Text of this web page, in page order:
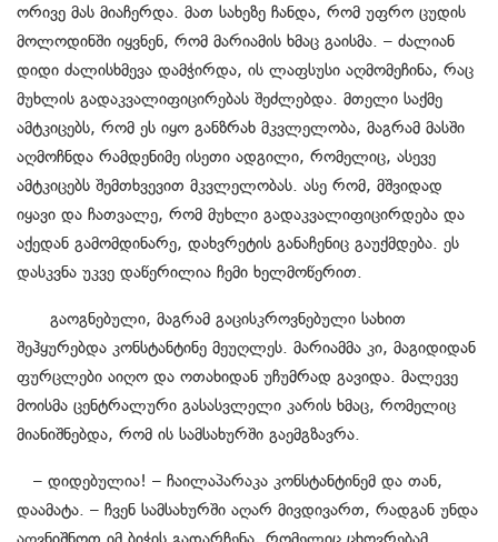
ორივე მას მიაჩერდა. მათ სახეზე ჩანდა, რომ უფრო ცუდის
მოლოდინში იყვნენ, რომ მარიამის ხმაც გაისმა. – ძალიან
დიდი ძალისხმევა დამჭირდა, ის ლაფსუსი აღმომეჩინა, რაც
მუხლის გადაკვალიფიცირებას შეძლებდა. მთელი საქმე
ამტკიცებს, რომ ეს იყო განზრახ მკვლელობა, მაგრამ მასში
აღმოჩნდა რამდენიმე ისეთი ადგილი, რომელიც, ასევე
ამტკიცებს შემთხვევით მკვლელობას. ასე რომ, მშვიდად
იყავი და ჩათვალე, რომ მუხლი გადაკვალიფიცირდება და
აქედან გამომდინარე, დახვრეტის განაჩენიც გაუქმდება. ეს
დასკვნა უკვე დაწერილია ჩემი ხელმოწერით.
გაოგნებული, მაგრამ გაცისკროვნებული სახით
შეჰყურებდა კონსტანტინე მეუღლეს. მარიამმა კი, მაგიდიდან
ფურცლები აიღო და ოთახიდან უჩუმრად გავიდა. მალევე
მოისმა ცენტრალური გასასვლელი კარის ხმაც, რომელიც
მიანიშნებდა, რომ ის სამსახურში გაემგზავრა.
– დიდებულია! – ჩაილაპარაკა კონსტანტინემ და თან,
დაამატა. – ჩვენ სამსახურში აღარ მივდივართ, რადგან უნდა